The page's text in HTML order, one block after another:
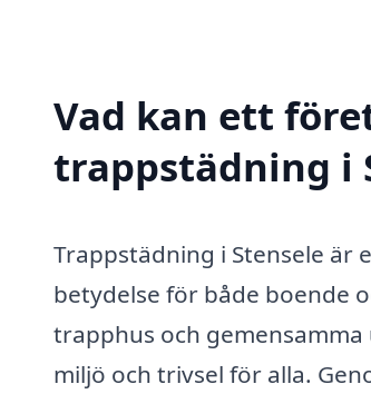
Vad kan ett
trappstädning i
Trappstädning i Stensele är
betydelse för både boende
trapphus och
miljö och trivsel för alla.